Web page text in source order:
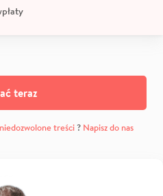
teraz
niedozwolone treści? Napisz do nas